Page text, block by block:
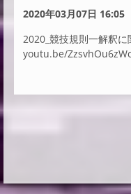
2020年03月07日 16:05
2020_競技規則一解釈
youtu.be/ZzsvhOu6zWc